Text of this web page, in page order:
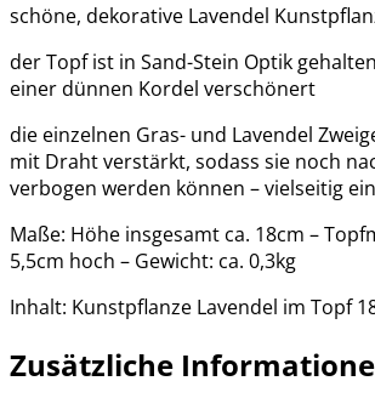
schöne, dekorative Lavendel
der Topf ist in Sand-Stein Optik
einer dünnen Kordel verschönert
die einzelnen Gras- und Lavendel
mit Draht verstärkt, sodass sie noch
verbogen werden können – vielseitig
Maße: Höhe insgesamt ca. 18cm –
5,5cm hoch – Gewicht: ca. 0,3kg
Inhalt: Kunstpflanze Lavendel im Topf
Zusätzliche